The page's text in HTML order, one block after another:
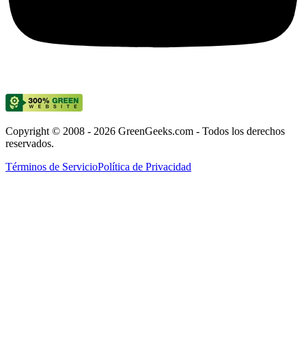
Copyright © 2008 - 2026 GreenGeeks.com - Todos los derechos
reservados.
Términos de ServicioPolítica de Privacidad